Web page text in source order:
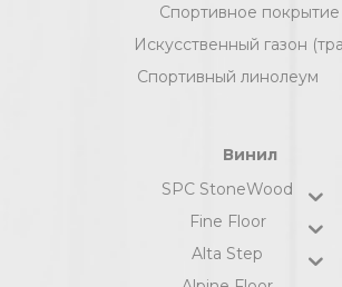
Спортивное покрытие
Искусственный газон
Спортивный линолеум
Винил
SPC StoneWood
Fine Floor
Alta Step